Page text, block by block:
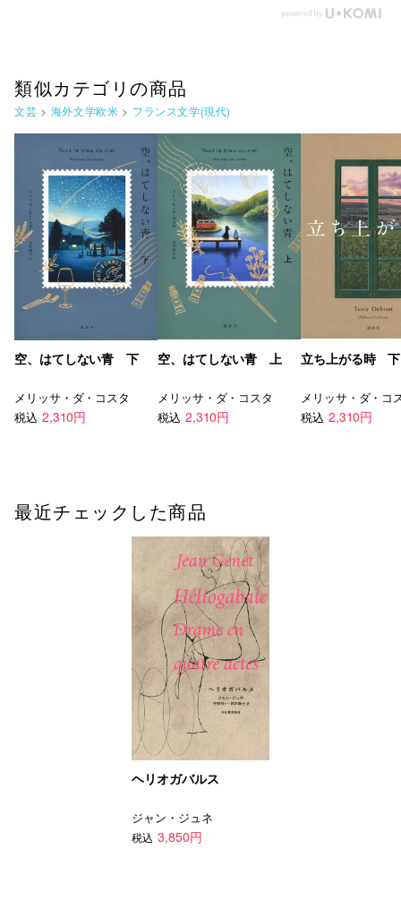
類似カテゴリの商品
文芸 > 海外文学欧米 > フランス文学(現代)
空、はてしない青 下
メリッサ・ダ・コスタ
税込 2,310円
空、はてしない青 上
メリッサ・ダ・コスタ
税込 2,310円
立ち上がる時 下
メリッサ・ダ・コ
税込 2,310円
最近チェックした商品
ヘリオガバルス
ジャン・ジュネ
税込 3,850円